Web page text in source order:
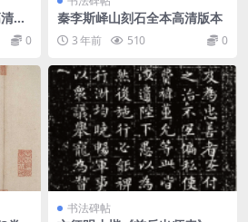
全
0
秦李斯峄山刻石全本高清版本
3 年前 510 0
书法碑帖